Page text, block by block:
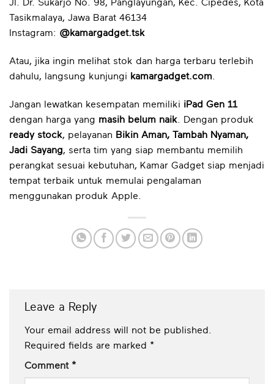
Jl. Dr. Sukarjo No. 98, Panglayungan, Kec. Cipedes, Kota
Tasikmalaya, Jawa Barat 46134
Instagram: @kamargadget.tsk
Atau, jika ingin melihat stok dan harga terbaru terlebih
dahulu, langsung kunjungi kamargadget.com.
Jangan lewatkan kesempatan memiliki iPad Gen 11
dengan harga yang masih belum naik . Dengan produk
ready stock, pelayanan Bikin Aman, Tambah Nyaman,
Jadi Sayang, serta tim yang siap membantu memilih
perangkat sesuai kebutuhan, Kamar Gadget siap menjadi
tempat terbaik untuk memulai pengalaman
menggunakan produk Apple.
Leave a Reply
Your email address will not be published.
Required fields are marked *
Comment *